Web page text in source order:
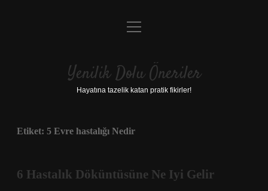
Anasayfa
Yasal Uyarı
menüyü
Yenilik Dolu Öneriler
Hayatına tazelik katan pratik fikirler!
Etiket: 5 Evre hastalığı Nedir
6 Hastalık Döküntüsüne Ne Iyi Gelir